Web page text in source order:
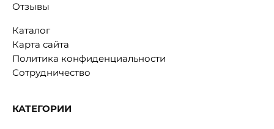
Отзывы
Каталог
Карта сайта
Политика конфиденциальности
Сотрудничество
КАТЕГОРИИ